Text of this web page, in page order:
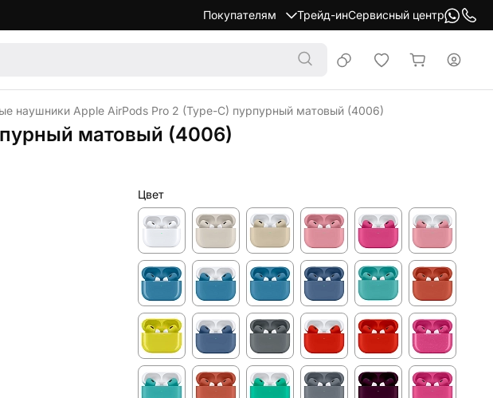
Покупателям Трейд-инСервисный центр
наушники Apple AirPods Pro 2 (Type-C) пурпурный матовый (4006)
матовый (4006)
Цвет